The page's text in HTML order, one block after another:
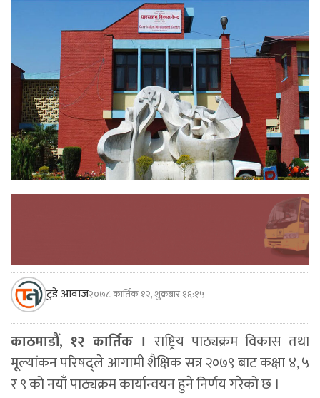
टुडे आवाज२०७८ कार्तिक १२, शुक्रबार १६:१५
काठमाडौं, १२ कार्तिक । राष्ट्रिय पाठ्यक्रम विकास तथा
मूल्यांकन परिषद्ले आगामी शैक्षिक सत्र २०७९ बाट कक्षा ४, ५
र ९ को नयाँ पाठ्यक्रम कार्यान्वयन हुने निर्णय गरेको छ ।